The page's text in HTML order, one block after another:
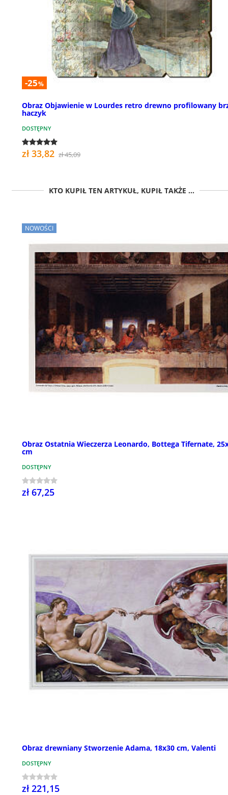
-25%
Obraz Objawienie w Lourdes retro drewno profilowany
haczyk
DOSTĘPNY
zł 33,82 zł 45,09
KTO KUPIŁ TEN ARTYKUŁ, KUPIŁ TAKŻE ...
NOWOŚCI
Obraz Ostatnia Wieczerza Leonardo, Bottega Tifernate,
cm
DOSTĘPNY
zł 67,25
Obraz drewniany Stworzenie Adama, 18x30 cm, Valenti
DOSTĘPNY
zł 221,15